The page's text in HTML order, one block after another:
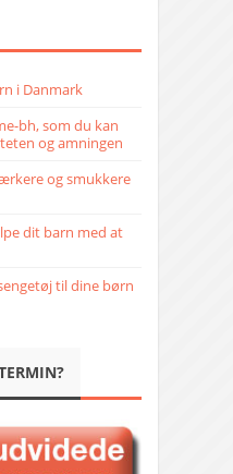
i Danmark
bh, som du kan
og amningen
og smukkere
dit barn med at
til dine børn